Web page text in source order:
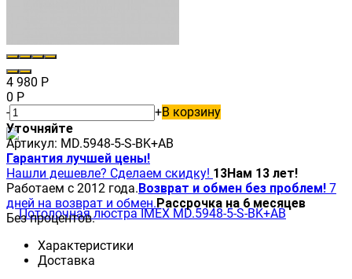
4 980 Р
0 Р
-
+В корзину
Уточняйте
Артикул: MD.5948-5-S-BK+AB
Гарантия лучшей цены!
Нашли дешевле? Сделаем скидку! 13Нам 13 лет!
Работаем с 2012 года.Возврат и обмен без проблем! 7
дней на возврат и обмен.Рассрочка на 6 месяцев
Без процентов.
Характеристики
Доставка